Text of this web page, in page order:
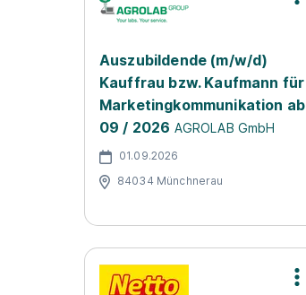
Auszubildende (m/w/d)
Kauffrau bzw. Kaufmann für
Marketingkommunikation ab
09 / 2026 AGROLAB GmbH
01.09.2026
84034 Münchnerau